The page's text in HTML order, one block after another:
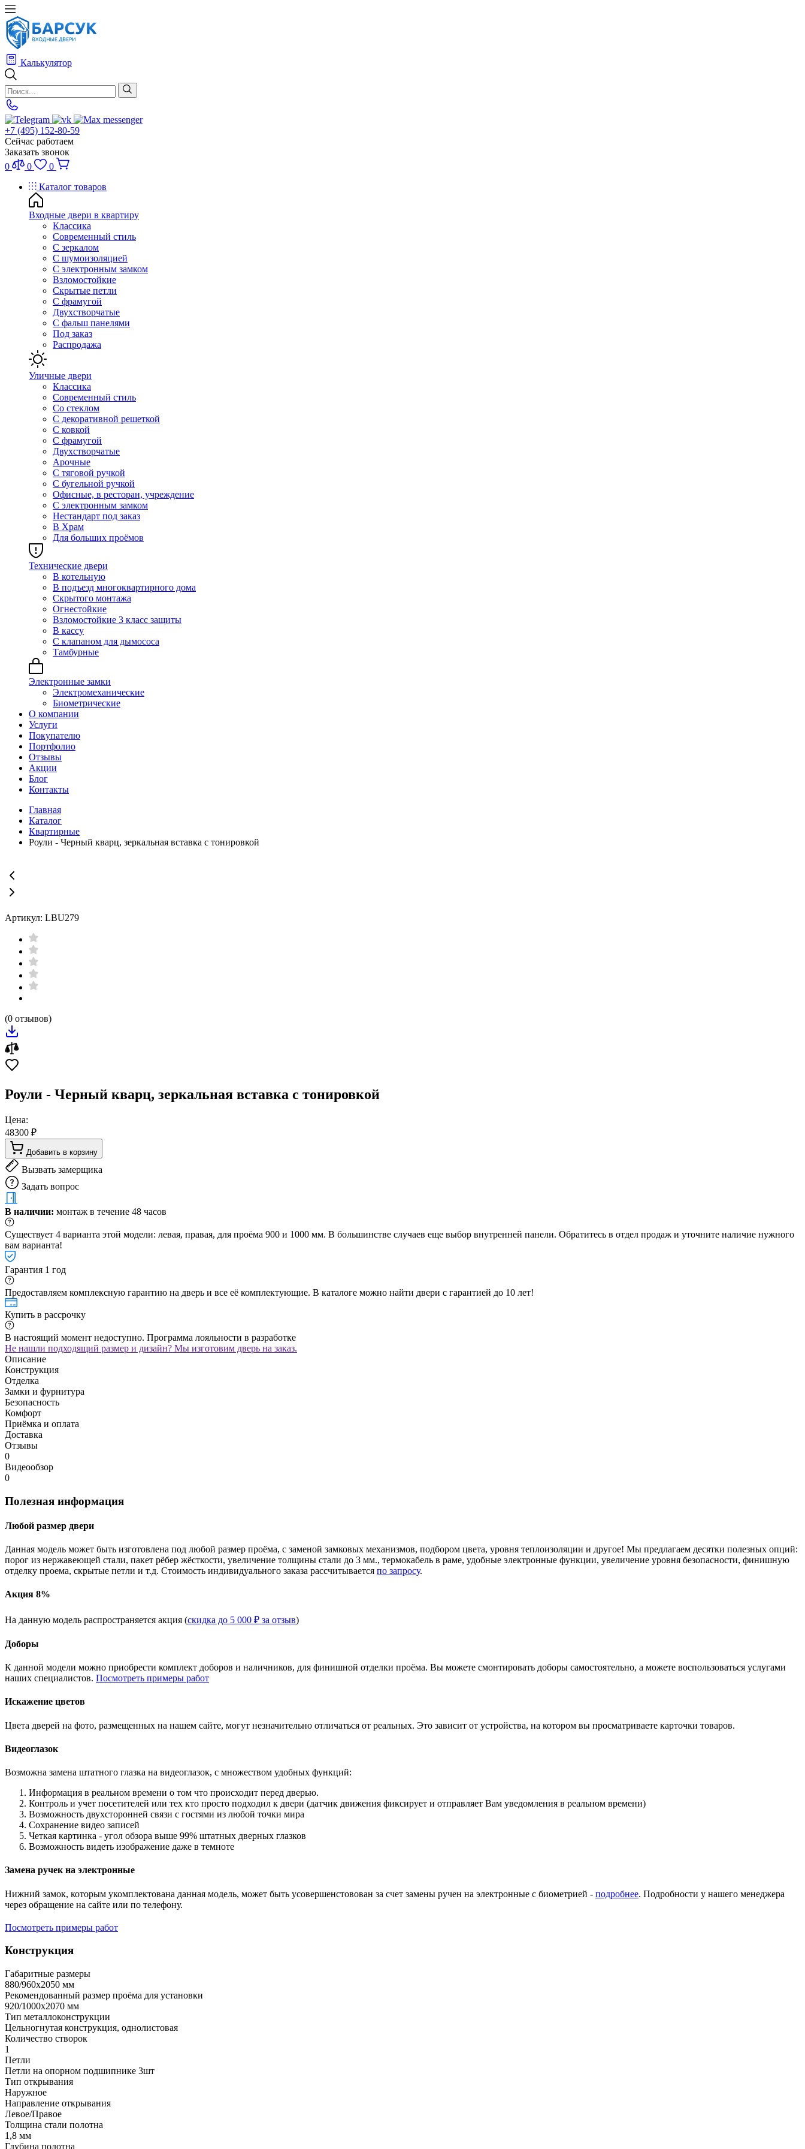
Калькулятор
+7 (495) 152-80-59
Сейчас работаем
Заказать звонок
0
0
0
Каталог товаров
Входные двери в квартиру
Классика
Современный стиль
С зеркалом
С шумоизоляцией
С электронным замком
Взломостойкие
Скрытые петли
С фрамугой
Двухстворчатые
С фальш панелями
Под заказ
Распродажа
Уличные двери
Классика
Современный стиль
Со стеклом
С декоративной решеткой
С ковкой
С фрамугой
Двухстворчатые
Арочные
С тяговой ручкой
С бугельной ручкой
Офисные, в ресторан, учреждение
С электронным замком
Нестандарт под заказ
В Храм
Для больших проёмов
Технические двери
В котельную
В подъезд многоквартирного дома
Скрытого монтажа
Огнестойкие
Взломостойкие 3 класс защиты
В кассу
С клапаном для дымососа
Тамбурные
Электронные замки
Электромеханические
Биометрические
О компании
Услуги
Покупателю
Портфолио
Отзывы
Акции
Блог
Контакты
Главная
Каталог
Квартирные
Роули - Черный кварц, зеркальная вставка с тонировкой
Артикул: LBU279
(0 отзывов)
Роули - Черный кварц, зеркальная вставка с тонировкой
Цена:
48300 ₽
Добавить в корзину
Вызвать замерщика
Задать вопрос
В наличии: монтаж в течение 48 часов
Существует 4 варианта этой модели: левая, правая, для проёма 900 и 1000 мм. В большинстве случаев еще выбор внутренней панели. Обратитесь в отдел продаж и уточните наличие нужного
вам варианта!
Гарантия 1 год
Предоставляем комплексную гарантию на дверь и все её комплектующие. В каталоге можно найти двери с гарантией до 10 лет!
Купить в рассрочку
В настоящий момент недоступно. Программа лояльности в разработке
Не нашли подходящий размер и дизайн? Мы изготовим дверь на заказ.
Описание
Конструкция
Отделка
Замки и фурнитура
Безопасность
Комфорт
Приёмка и оплата
Доставка
Отзывы
0
Видеообзор
0
Полезная информация
Любой размер двери
Данная модель может быть изготовлена под любой размер проёма, с заменой замковых механизмов, подбором цвета, уровня теплоизоляции и другое! Мы предлагаем десятки полезных опций:
порог из нержавеющей стали, пакет рёбер жёсткости, увеличение толщины стали до 3 мм., термокабель в раме, удобные электронные функции, увеличение уровня безопасности, финишную
отделку проема, скрытые петли и т.д. Стоимость индивидуального заказа рассчитывается по запросу.
Акция 8%
На данную модель распространяется акция (скидка до 5 000 ₽ за отзыв)
Доборы
К данной модели можно приобрести комплект доборов и наличников, для финишной отделки проёма. Вы можете смонтировать доборы самостоятельно, а можете воспользоваться услугами
наших специалистов. Посмотреть примеры работ
Искажение цветов
Цвета дверей на фото, размещенных на нашем сайте, могут незначительно отличаться от реальных. Это зависит от устройства, на котором вы просматриваете карточки товаров.
Видеоглазок
Возможна замена штатного глазка на видеоглазок, с множеством удобных функций:
Информация в реальном времени о том что происходит перед дверью.
Контроль и учет посетителей или тех кто просто подходил к двери (датчик движения фиксирует и отправляет Вам уведомления в реальном времени)
Возможность двухсторонней связи с гостями из любой точки мира
Сохранение видео записей
Четкая картинка - угол обзора выше 99% штатных дверных глазков
Возможность видеть изображение даже в темноте
Замена ручек на электронные
Нижний замок, которым укомплектована данная модель, может быть усовершенстовован за счет замены ручен на электронные с биометрией - подробнее. Подробности у нашего менеджера
через обращение на сайте или по телефону.
Посмотреть примеры работ
Конструкция
Габаритные размеры
880/960х2050 мм
Рекомендованный размер проёма для установки
920/1000х2070 мм
Тип металлоконструкции
Цельногнутая конструкция, однолистовая
Количество створок
1
Петли
Петли на опорном подшипнике 3шт
Тип открывания
Наружное
Направление открывания
Левое/Правое
Толщина стали полотна
1,8 мм
Глубина полотна